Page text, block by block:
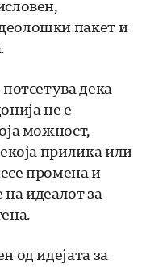
пакет и
дека
не е
можност,
прилика или
промена и
идеалот за
од идејата за